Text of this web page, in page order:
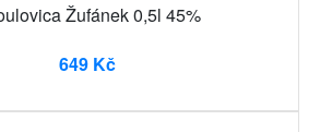
Žufánek 0,5l 45%
649 Kč